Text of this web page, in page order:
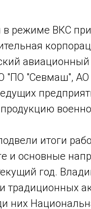
режиме ВКС
"ПО "Севмаш",
итоги
и основные
год.
традиционных
них